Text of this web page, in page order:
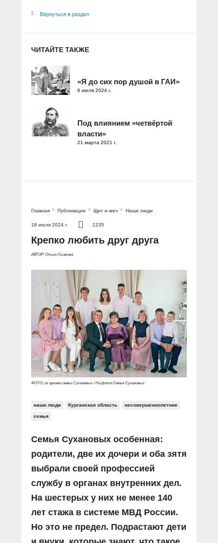
Вернуться в раздел
ЧИТАЙТЕ ТАКЖЕ
«Я до сих пор душой в ГАИ»
6 июля 2024 г.
Под влиянием «четвёртой
власти»
21 марта 2021 г.
Главная Публикации Щит и меч Наши люди
18 июля 2024 г. 1235
Крепко любить друг друга
АВТОР: Ольга Ушакова
ФОТО: из архива семьи Сухановых / На фото Семья Сухановых
наши люди Курганская область несовершеннолетние
семья
Семья Сухановых особенная:
родители, две их дочери и оба зятя
выбрали своей профессией
службу в органах внутренних дел.
На шестерых у них не менее 140
лет стажа в системе МВД России.
Но это не предел. Подрастают дети